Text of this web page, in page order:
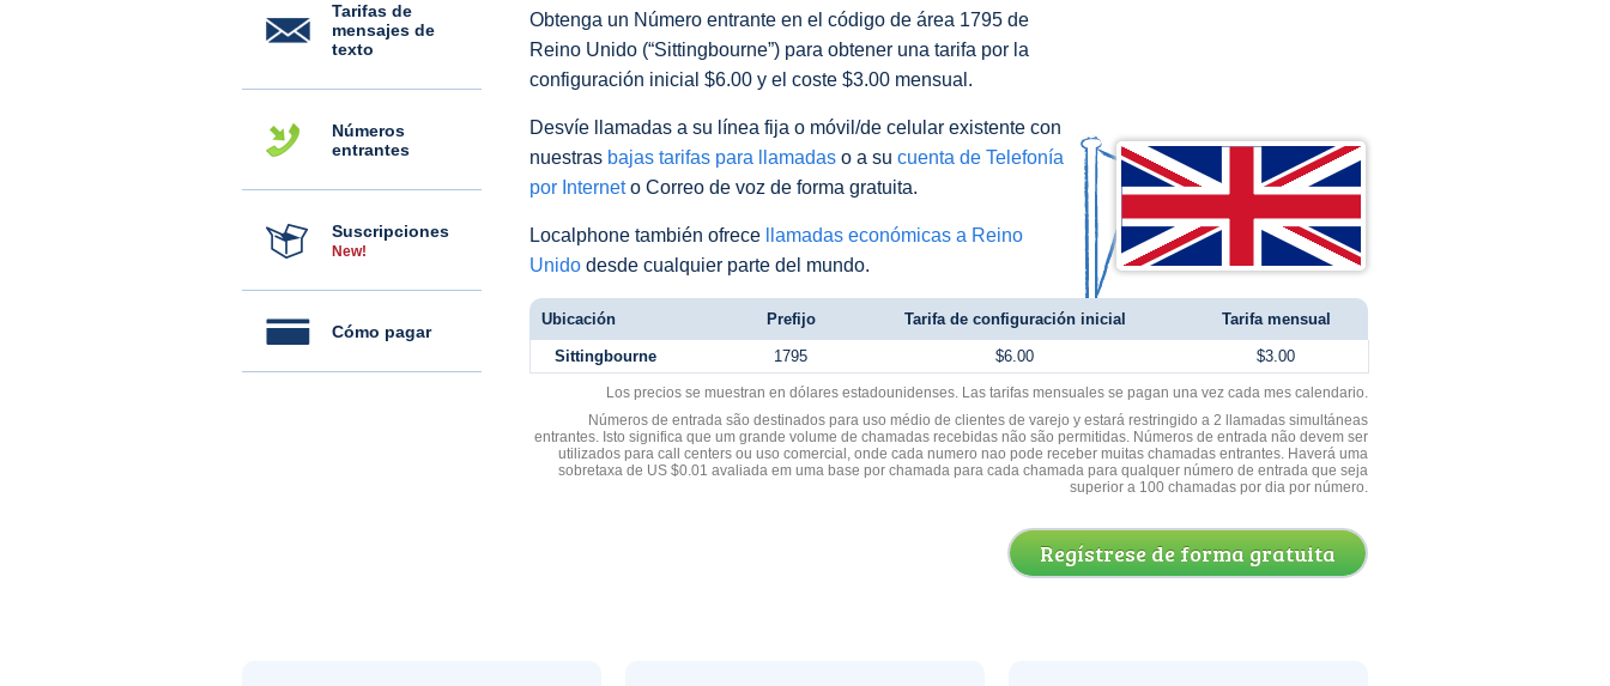
Tarifas de
mensajes de
texto
Números
entrantes
Suscripciones
New!
Cómo pagar
Obtenga un Número entrante en el código de área 1795 de
Reino Unido (“Sittingbourne”) para obtener una tarifa por la
configuración inicial $6.00 y el coste $3.00 mensual.
Desvíe llamadas a su línea fija o móvil/de celular existente con
nuestras bajas tarifas para llamadas o a su cuenta de Telefonía
por Interneto Correo de voz de forma gratuita.
Localphone también ofrece
llamadas económicas a Reino
Unido desde cualquier parte del mundo.
Ubicación Prefijo Tarifa de configuración inicial Tarifa mensual
Sittingbourne 1795 $6.00 $3.00
Los precios se muestran en dólares estadounidenses. Las tarifas mensuales se pagan una vez cada mes calendario.
Números de entrada são destinados para uso médio de clientes de varejo y estará restringido a 2 llamadas simultáneas
entrantes. Isto significa que um grande volume de chamadas recebidas não são permitidas. Números de entrada não devem ser
utilizados para call centers ou uso comercial, onde cada numero nao pode receber muitas chamadas entrantes. Haverá uma
sobretaxa de US $0.01 avaliada em uma base por chamada para cada chamada para qualquer número de entrada que seja
superior a 100 chamadas por dia por número.
Regístrese de forma gratuita